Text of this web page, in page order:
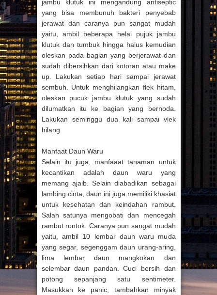
jambu klutuk ini mengandung antiseptic
yang bisa membunuh bakteri penyebab
jerawat dan caranya pun sangat mudah
yaitu, ambil beberapa helai pujuk jambu
klutuk dan tumbuk hingga halus kemudian
oleskan pada bagian yang berjerawat dan
sudah dibersihkan dari kotoran atau make
up. Lakukan setiap hari sampai jerawat
sembuh. Untuk menghilangkan flek hitam,
oleskan pucuk jambu klutuk yang sudah
dilumatkan itu ke bagian yang bernoda.
Lakukan seminggu dua kali sampai vlek
hilang.
Manfaat Daun Waru
Selain itu juga, manfaaat tanaman untuk
kecantikan adalah daun waru yang
memang ajaib. Selain diabadikan sebagai
lambing cinta, daun ini juga memiliki khasiat
untuk kesehatan dan keindahan rambut.
Salah satunya mengobati dan mencegah
rambut rontok. Caranya pun sangat mudah
yaitu, ambil 10 lembar daun waru muda
yang segar, segenggam daun urang-aring,
lima lembar daun mangkokan dan
selembar daun pandan. Cuci bersih dan
potong sepanjang satu sentimeter.
Masukkan ke panic, tambahkan minyak